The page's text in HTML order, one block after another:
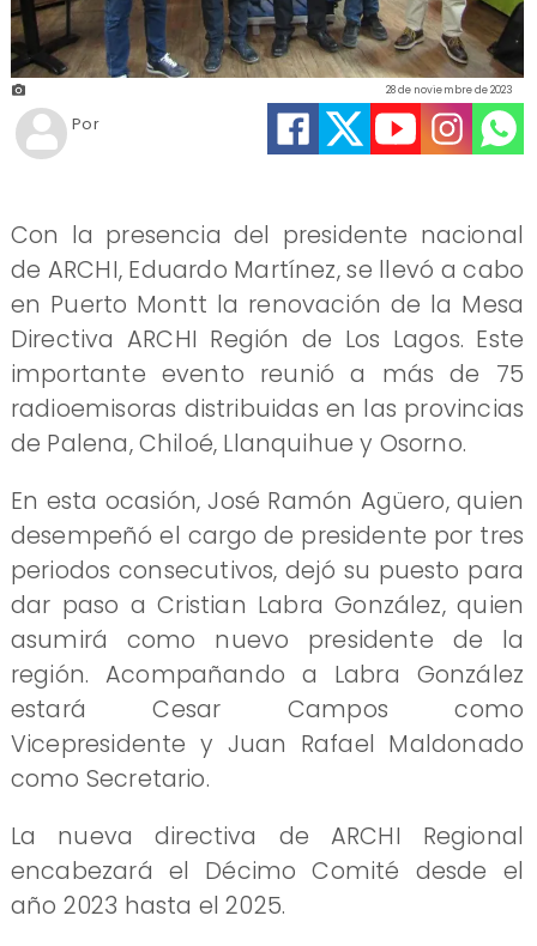
28 de noviembre de 2023
Por
Con la presencia del presidente nacional
de ARCHI, Eduardo Martínez, se llevó a cabo
en Puerto Montt la renovación de la Mesa
Directiva ARCHI Región de Los Lagos. Este
importante evento reunió a más de 75
radioemisoras distribuidas en las provincias
de Palena, Chiloé, Llanquihue y Osorno.
En esta ocasión, José Ramón Agüero, quien
desempeñó el cargo de presidente por tres
periodos consecutivos, dejó su puesto para
dar paso a Cristian Labra González, quien
asumirá como nuevo presidente de la
región. Acompañando a Labra González
estará Cesar Campos como
Vicepresidente y Juan Rafael Maldonado
como Secretario.
La nueva directiva de ARCHI Regional
encabezará el Décimo Comité desde el
año 2023 hasta el 2025.